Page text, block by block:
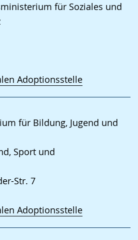
für Soziales und
Adoptionsstelle
für Bildung, Jugend und
Sport und
Str. 7
Adoptionsstelle